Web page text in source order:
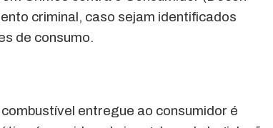
criminal, caso sejam identificados
de consumo.
entregue ao consumidor é